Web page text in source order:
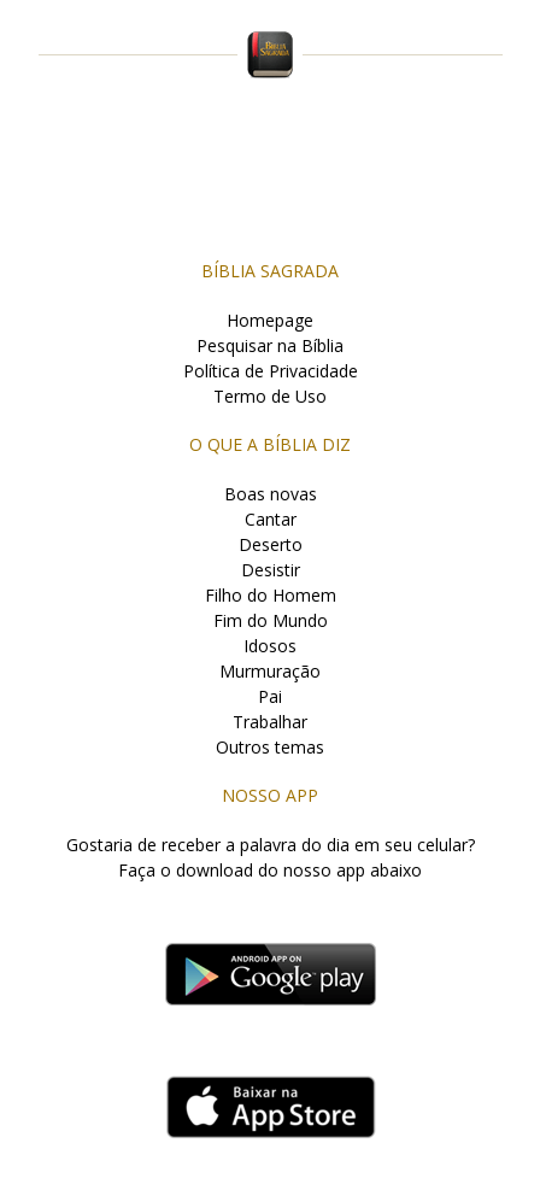
BÍBLIA SAGRADA
Homepage
Pesquisar na Bíblia
Política de Privacidade
Termo de Uso
O QUE A BÍBLIA DIZ
Boas novas
Cantar
Deserto
Desistir
Filho do Homem
Fim do Mundo
Idosos
Murmuração
Pai
Trabalhar
Outros temas
NOSSO APP
Gostaria de receber a palavra do dia em seu celular?
Faça o download do nosso app abaixo